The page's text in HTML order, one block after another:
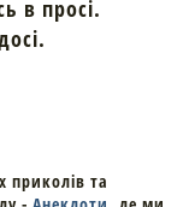
в просі.
приколів та